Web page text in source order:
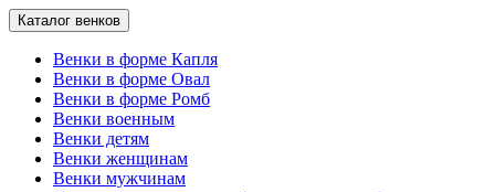
Каталог венков
Венки в форме Капля
Венки в форме Овал
Венки в форме Ромб
Венки военным
Венки детям
Венки женщинам
Венки мужчинам